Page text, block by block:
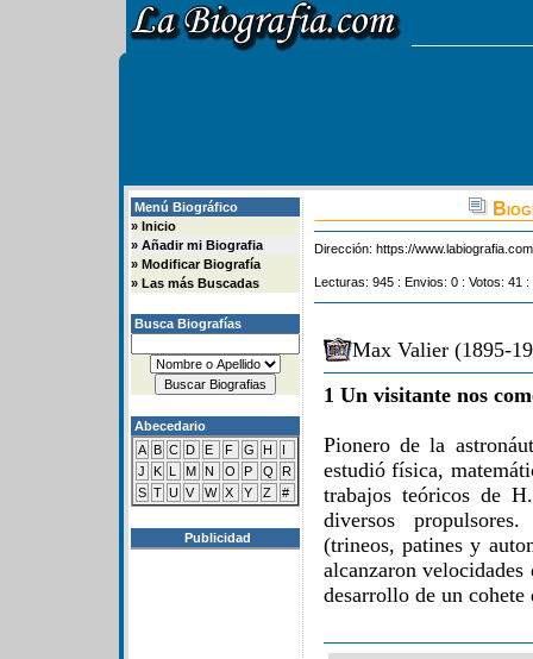
Menú Biográfico
» Inicio
» Añadir mi Biografia
» Modificar Biografía
» Las más Buscadas
Busca Biografías
Abecedario
A B C D E F G H
I
J
K L M N O P Q
R
S T U V W X Y Z #
Publicidad
Dirección: https://
Lecturas: 945 : Envios: 0 : Votos: 41
Max Valier (1895-
1 Un visitante nos
Pionero de la
estudió física,
trabajos teóricos de
diversos
(trineos, patines y
alcanzaron
desarrollo de un